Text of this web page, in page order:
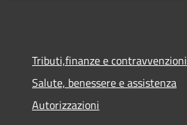
Tributi,finanze e contravvenzioni
Salute, benessere e assistenza
Autorizzazioni